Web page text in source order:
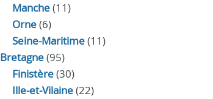
Manche(11)
Orne(6)
Seine-Maritime(11)
Bretagne(95)
Finistère(30)
Ille-et-Vilaine(22)